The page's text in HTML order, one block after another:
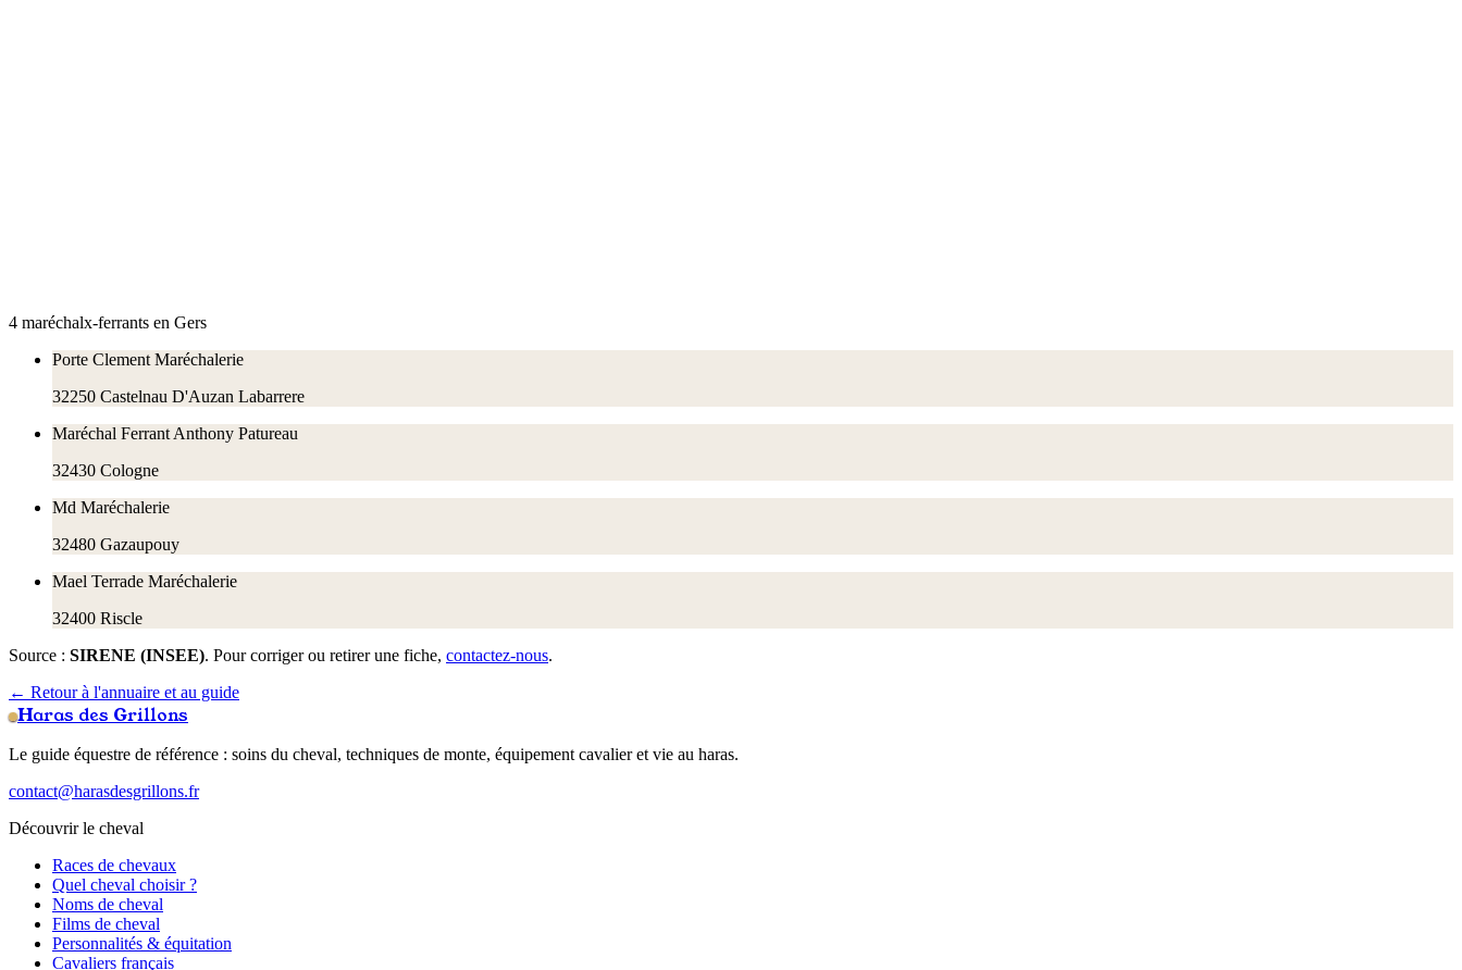
4 maréchalx-ferrants en Gers
Porte Clement Maréchalerie
32250 Castelnau D'Auzan Labarrere
Maréchal Ferrant Anthony Patureau
32430 Cologne
Md Maréchalerie
32480 Gazaupouy
Mael Terrade Maréchalerie
32400 Riscle
Source : SIRENE (INSEE). Pour corriger ou retirer une fiche, contactez-nous.
← Retour à l'annuaire et au guide
Haras des Grillons
Le guide équestre de référence : soins du cheval, techniques de monte, équipement cavalier et vie au haras.
contact@harasdesgrillons.fr
Découvrir le cheval
Races de chevaux
Quel cheval choisir ?
Noms de cheval
Films de cheval
Personnalités & équitation
Cavaliers français